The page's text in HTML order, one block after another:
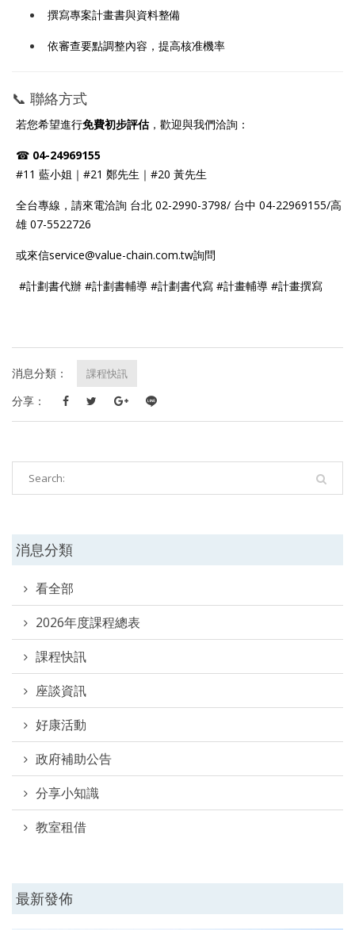
撰寫專案計畫書與資料整備
依審查要點調整內容，提高核准機率
📞 聯絡方式
若您希望進行免費初步評估，歡迎與我們洽詢：
☎ 04-24969155
#11 藍小姐｜#21 鄭先生｜#20 黃先生
全台專線，請來電洽詢 台北 02-2990-3798/ 台中 04-22969155/高
雄 07-5522726
或來信service@value-chain.com.tw詢問
#計劃書代辦 #計劃書輔導 #計劃書代寫 #計畫輔導 #計畫撰寫
消息分類： 課程快訊
分享：
消息分類
看全部
2026年度課程總表
課程快訊
座談資訊
好康活動
政府補助公告
分享小知識
教室租借
最新發佈